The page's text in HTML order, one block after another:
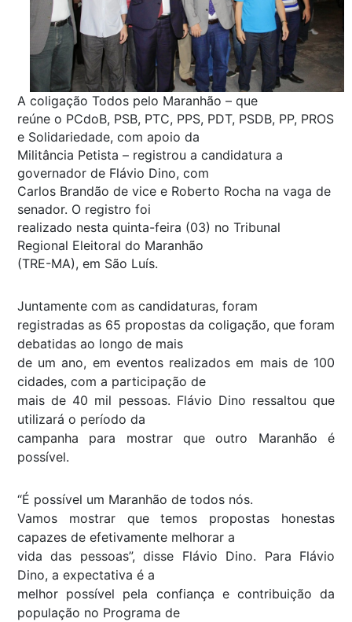
A coligação Todos pelo Maranhão – que
reúne o PCdoB, PSB, PTC, PPS, PDT, PSDB, PP, PROS
e Solidariedade, com apoio da
Militância Petista – registrou a candidatura a
governador de Flávio Dino, com
Carlos Brandão de vice e Roberto Rocha na vaga de
senador. O registro foi
realizado nesta quinta-feira (03) no Tribunal
Regional Eleitoral do Maranhão
(TRE-MA), em São Luís.
Juntamente com as candidaturas, foram
registradas as 65 propostas da coligação, que foram
debatidas ao longo de mais
de um ano, em eventos realizados em mais de 100
cidades, com a participação de
mais de 40 mil pessoas. Flávio Dino ressaltou que
utilizará o período da
campanha para mostrar que outro Maranhão é
possível.
“É possível um Maranhão de todos nós.
Vamos mostrar que temos propostas honestas
capazes de efetivamente melhorar a
vida das pessoas”, disse Flávio Dino. Para Flávio
Dino, a expectativa é a
melhor possível pela confiança e contribuição da
população no Programa de